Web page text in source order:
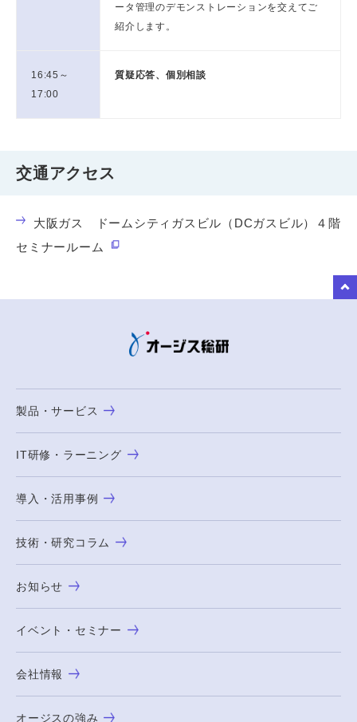
ータ管理のデモンストレーションを交えてご
紹介します。
16:45～
17:00
質疑応答、個別相談
交通アクセス
大阪ガス ドームシティガスビル（DCガスビル）４階
セミナールーム
製品・サービス
IT研修・ラーニング
導入・活用事例
技術・研究コラム
お知らせ
イベント・セミナー
会社情報
オージスの強み